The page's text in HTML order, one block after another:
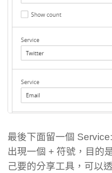
最後下面留一個
出現一個 + 符號，目的
己要的分享工具，可以